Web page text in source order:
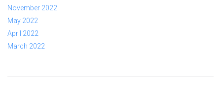
November 2022
May 2022
April 2022
March 2022